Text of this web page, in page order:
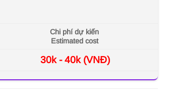
Chi phí dự kiến
Estimated cost
30k - 40k (VNĐ)